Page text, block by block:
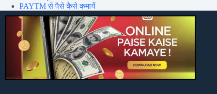
PAYTM से पैसे कैसे कमायें